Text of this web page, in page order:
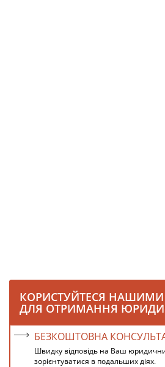
КОРИСТУЙТЕСЯ НАШИМИ
ДЛЯ ОТРИМАННЯ
БЕЗКОШТОВНА
Швидку відповідь на Ваш
зорієнтуватися в подальших діях.